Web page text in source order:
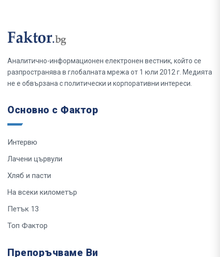
Аналитично-информационен електронен вестник, който се
разпространява в глобалната мрежа от 1 юли 2012 г. Медията
не е обвързана с политически и корпоративни интереси.
Основно с Фактор
Интервю
Лачени цървули
Хляб и пасти
На всеки километър
Петък 13
Топ Фактор
Препоръчваме Ви